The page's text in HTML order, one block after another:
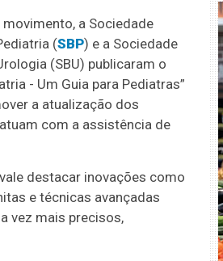
a Sociedade
(SBP) e a Sociedade
(SBU) publicaram o
- Um Guia para Pediatras”
a atualização dos
com a assistência de
destacar inovações como
e técnicas avançadas
vez mais precisos,